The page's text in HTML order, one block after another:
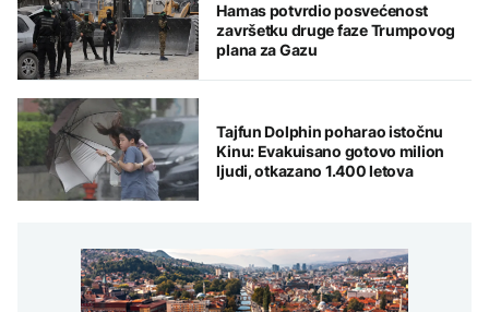
Hamas potvrdio posvećenost
završetku druge faze Trumpovog
plana za Gazu
Tajfun Dolphin poharao istočnu
Kinu: Evakuisano gotovo milion
ljudi, otkazano 1.400 letova